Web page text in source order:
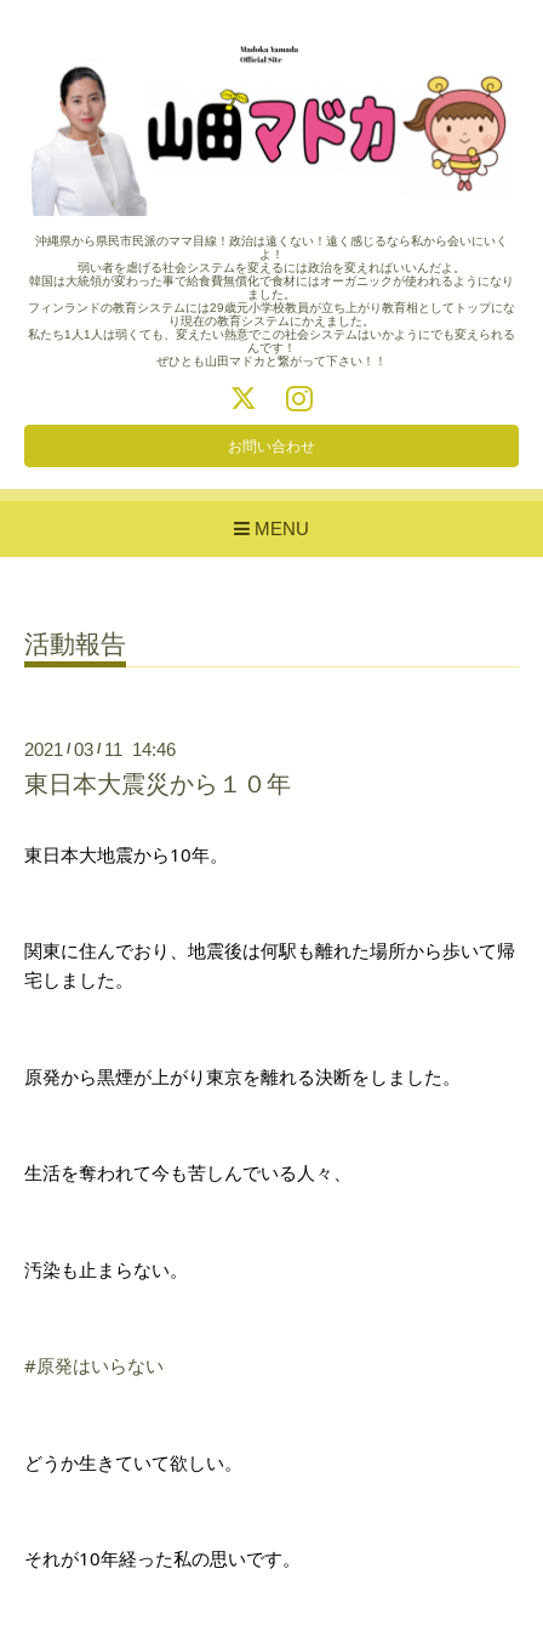
沖縄県から県民市民派のママ目線！政治は遠くない！遠く感じるなら私から会いにいく
よ！
弱い者を虐げる社会システムを変えるには政治を変えればいいんだよ。
韓国は大統領が変わった事で給食費無償化で食材にはオーガニックが使われるようになり
ました。
フィンランドの教育システムには29歳元小学校教員が立ち上がり教育相としてトップにな
り現在の教育システムにかえました。
私たち1人1人は弱くても、変えたい熱意でこの社会システムはいかようにでも変えられる
んです！
ぜひとも山田マドカと繋がって下さい！！
お問い合わせ
MENU
活動報告
2021 /03 / 11 14:46
東日本大震災から１０年
東日本大地震から10年。
関東に住んでおり、地震後は何駅も離れた場所から歩いて帰
宅しました。
原発から黒煙が上がり東京を離れる決断をしました。
生活を奪われて今も苦しんでいる人々、
汚染も止まらない。
#原発はいらない
どうか生きていて欲しい。
それが10年経った私の思いです。